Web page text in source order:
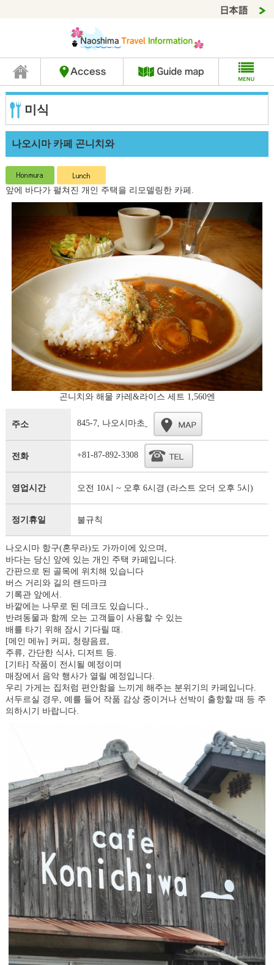
미식
나오시마 카페 곤니치와
앞에 바다가 펼쳐진 개인 주택을 리모델링한 카페.
곤니치와 해물 카레&라이스 세트 1,560엔
주소 845-7, 나오시마초
전화 +81-87-892-3308
영업시간 오전 10시 ~ 오후 6시경 (라스트 오더 오후 5시)
정기휴일 불규칙
나오시마 항구(혼무라)도 가까이에 있으며,
바다는 당신 앞에 있는 개인 주택 카페입니다.
간판으로 된 골목에 위치해 있습니다
버스 거리와 길의 랜드마크
기록관 앞에서.
바깥에는 나무로 된 데크도 있습니다.,
반려동물과 함께 오는 고객들이 사용할 수 있는
배를 타기 위해 잠시 기다릴 때.
[메인 메뉴] 커피, 청량음료,
주류, 간단한 식사, 디저트 등.
[기타] 작품이 전시될 예정이며
매장에서 음악 행사가 열릴 예정입니다.
우리 가게는 집처럼 편안함을 느끼게 해주는 분위기의 카페입니다.
서두르실 경우, 예를 들어 작품 감상 중이거나 선박이 출항할 때 등 주
의하시기 바랍니다.